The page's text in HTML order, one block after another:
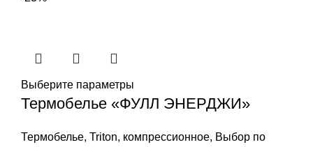
Выберите параметры
Термобелье «ФУЛЛ ЭНЕРДЖИ»
Термобелье, Triton, компрессионное, Выбор по